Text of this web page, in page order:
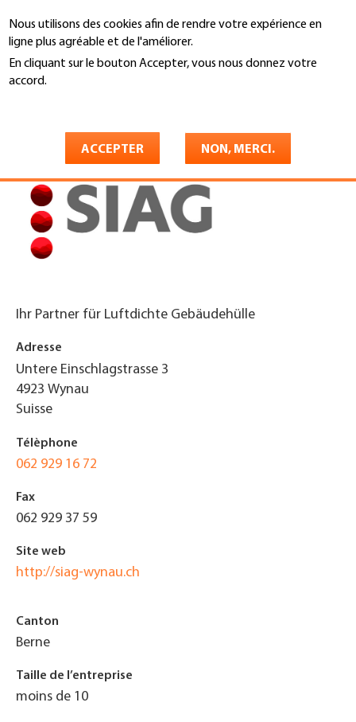
Nous utilisons des cookies afin de rendre votre expérience en
ligne plus agréable et de l'améliorer.
En cliquant sur le bouton Accepter, vous nous donnez votre
accord.
ACCEPTER NON, MERCI.
au
contenu
principal
Recherche
You
Ihr Partner für Luftdichte Gebäudehülle
Adresse
Untere Einschlagstrasse 3
4923 Wynau
Suisse
Télèphone
062 929 16 72
Fax
062 929 37 59
Site web
http://siag-wynau.ch
Canton
Berne
Taille de l’entreprise
moins de 10